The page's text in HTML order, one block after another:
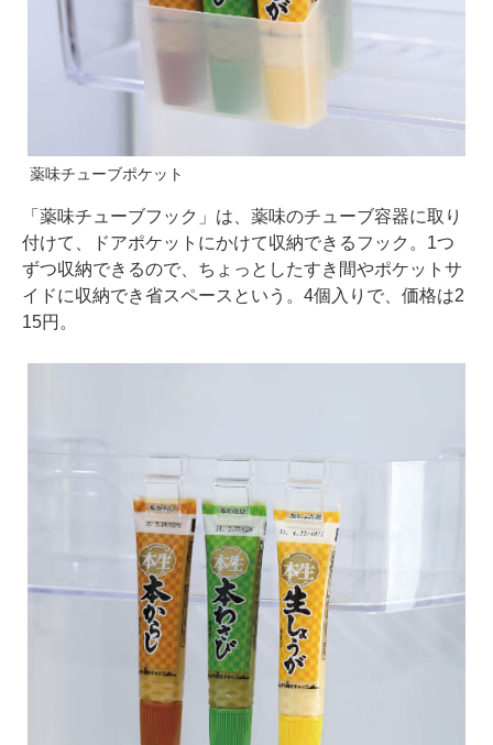
薬味チューブポケット
「薬味チューブフック」は、薬味のチューブ容器に取り
付けて、ドアポケットにかけて収納できるフック。1つ
ずつ収納できるので、ちょっとしたすき間やポケットサ
イドに収納でき省スペースという。4個入りで、価格は2
15円。